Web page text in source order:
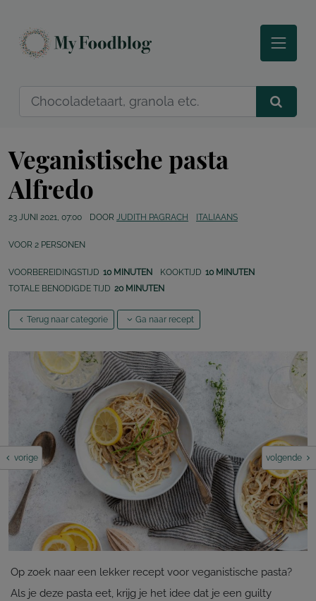
Veganistische pasta
Alfredo
23 JUNI 2021, 07:00 DOOR JUDITH PAGRACH ITALIAANS
VOOR 2 PERSONEN
VOORBEREIDINGSTIJD 10 MINUTEN KOOKTIJD 10 MINUTEN
TOTALE BENODIGDE TIJD 20 MINUTEN
Terug naar categorie Ga naar recept
vorige volgende
Op zoek naar een lekker recept voor veganistische pasta?
Als je deze pasta eet, krijg je het idee dat je een guilty